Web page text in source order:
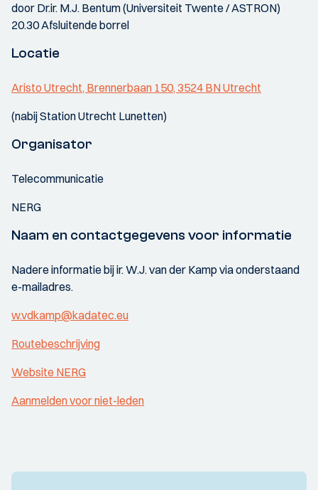
door Dr.ir. M.J. Bentum (Universiteit Twente / ASTRON)
20.30 Afsluitende borrel
Locatie
Aristo Utrecht, Brennerbaan 150, 3524 BN Utrecht
(nabij Station Utrecht Lunetten)
Organisator
Telecommunicatie
NERG
Naam en contactgegevens voor informatie
Nadere informatie bij ir. W.J. van der Kamp via onderstaand
e-mailadres.
w.vdkamp@kadatec.eu
Routebeschrijving
Website NERG
Aanmelden voor niet-leden